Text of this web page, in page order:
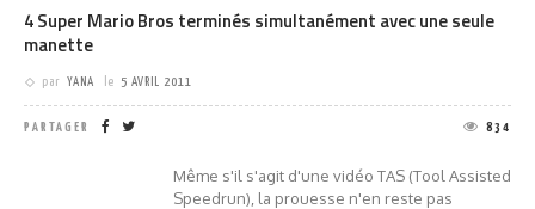
4 Super Mario Bros terminés simultanément avec une seule
manette
par YANA le 5 AVRIL 2011
PARTAGER 834
Même s'il s'agit d'une vidéo TAS (Tool Assisted
Speedrun), la prouesse n'en reste pas